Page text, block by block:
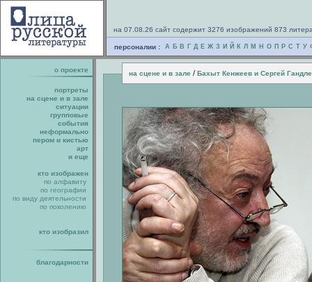
на 07.08.26 сайт содержит 3276 изображений 873
персоналии : А Б В Г Д Е Ж З И Й К Л М Н О П Р С Т У
о проекте на сцене и в зале / Бахыт Кенжеев и Сергей
портреты
на сцене и в зале
ситуации
групповые
события
неформально
пером и кистью
арт
и еще
кто изображен
по алфавиту
по географии
по виду деятельности
по поколению
кто изобразил
благодарности